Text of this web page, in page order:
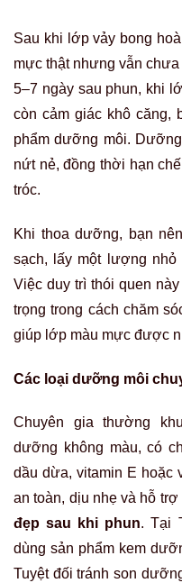
Sau khi lớp vảy bong
mực thật nhưng vẫn
5–7 ngày sau phun, khi
còn cảm giác khô căng,
phẩm dưỡng môi.
nứt nẻ, đồng thời hạn
tróc.
Khi thoa dưỡng, bạn
sạch, lấy một lượng
Việc duy trì thói quen
trọng trong cách chăm
giúp lớp màu mực được
Các loại dưỡng môi
Chuyên gia thường
dưỡng không màu, có
dầu dừa, vitamin E hoặc
an toàn, dịu nhẹ và hỗ trợ
đẹp sau khi phun. Tại
dùng sản phẩm kem
Tuyệt đối tránh son